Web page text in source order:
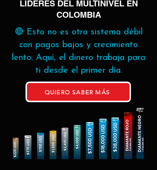
LÍDERES DEL MULTINIVEL EN
COLOMBIA
🔴 Esto no es otro sistema débil
con pagos bajos y crecimiento
lento. Aquí, el dinero trabaja para
ti desde el primer día.
QUIERO SABER MÁS